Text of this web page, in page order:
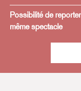
Possibilité de
même spectacle